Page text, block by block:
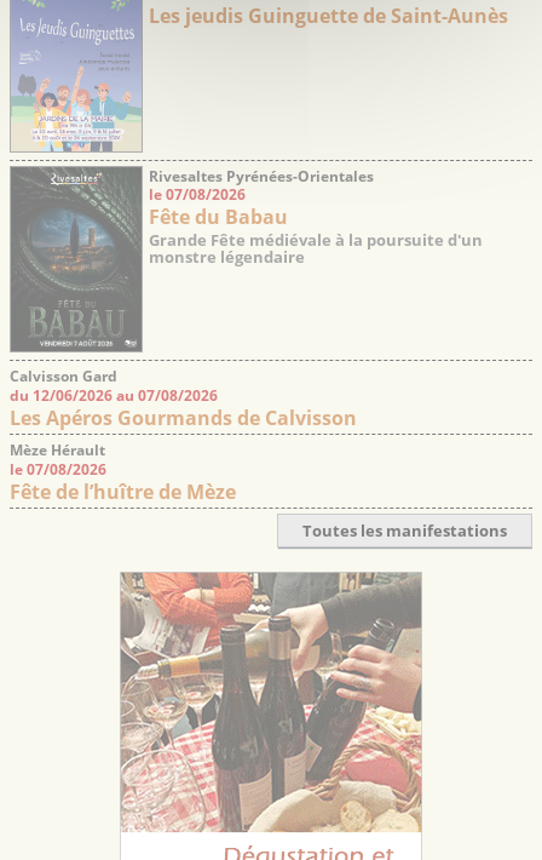
Les jeudis Guinguette de Saint-Aunès
Rivesaltes Pyrénées-Orientales
le 07/08/2026
Fête du Babau
Grande Fête médiévale à la poursuite d'un
monstre légendaire
Calvisson Gard
du 12/06/2026 au 07/08/2026
Les Apéros Gourmands de Calvisson
Mèze Hérault
le 07/08/2026
Fête de l’huître de Mèze
Toutes les manifestations